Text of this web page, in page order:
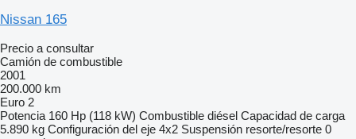
Nissan 165
Precio a consultar
Camión de combustible
2001
200.000 km
Euro 2
Potencia 160 Hp (118 kW) Combustible diésel Capacidad de carga
5.890 kg Configuración del eje 4x2 Suspensión resorte/resorte 0